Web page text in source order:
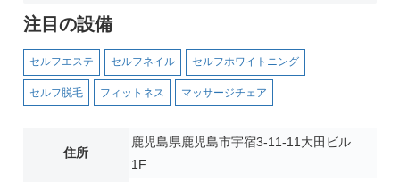
注目の設備
セルフエステ セルフネイル セルフホワイトニング
セルフ脱毛 フィットネス マッサージチェア
住所
鹿児島県鹿児島市宇宿3-11-11大田ビル
1F